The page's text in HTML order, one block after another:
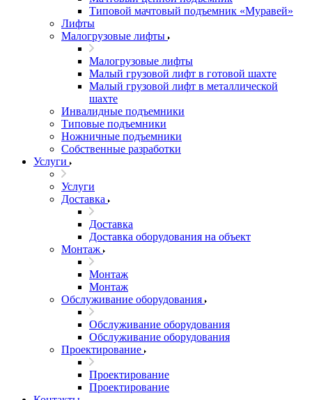
Типовой мачтовый подъемник «Муравей»
Лифты
Малогрузовые лифты
Малогрузовые лифты
Малый грузовой лифт в готовой шахте
Малый грузовой лифт в металлической
шахте
Инвалидные подъемники
Типовые подъемники
Ножничные подъемники
Собственные разработки
Услуги
Услуги
Доставка
Доставка
Доставка оборудования на объект
Монтаж
Монтаж
Монтаж
Обслуживание оборудования
Обслуживание оборудования
Обслуживание оборудования
Проектирование
Проектирование
Проектирование